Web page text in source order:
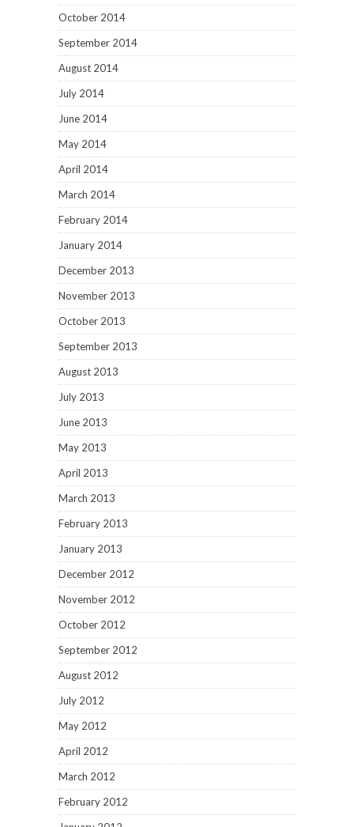
October 2014
September 2014
August 2014
July 2014
June 2014
May 2014
April 2014
March 2014
February 2014
January 2014
December 2013
November 2013
October 2013
September 2013
August 2013
July 2013
June 2013
May 2013
April 2013
March 2013
February 2013
January 2013
December 2012
November 2012
October 2012
September 2012
August 2012
July 2012
May 2012
April 2012
March 2012
February 2012